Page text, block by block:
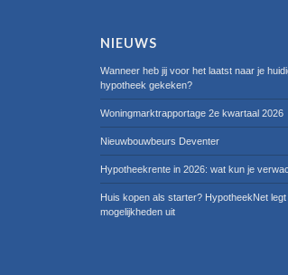
NIEUWS
Wanneer heb jij voor het laatst naar je
hypotheek gekeken?
Woningmarktrapportage 2e kwartaal 2026
Nieuwbouwbeurs Deventer
Hypotheekrente in 2026: wat kun je
Huis kopen als starter? HypotheekNet legt
mogelijkheden uit